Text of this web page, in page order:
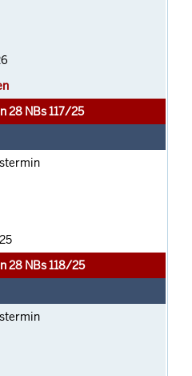
28 NBs 117/25
28 NBs 118/25